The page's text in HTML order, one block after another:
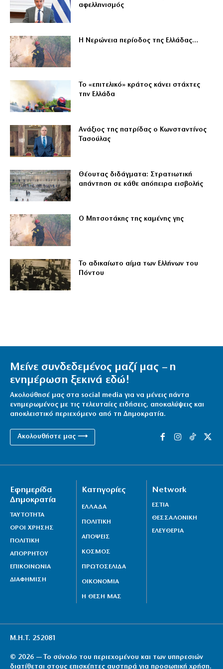
αφελληνισμός
Η Νερώνεια περίοδος της Ελλάδας…
Το «επιτελικό» κράτος κάνει στάχτες
την Ελλάδα
Ανάξιος της πατρίδας ο Κωνσταντίνος
Τασούλας
Θέουτας διδάγματα: Στρατιωτική
απάντηση σε κάθε απόπειρα εισβολής
Ο Μητσοτάκης της καμένης γης
Το αδικαίωτο αίμα των Ελλήνων του
Πόντου
Μείνε συνδεδεμένος μαζί μας – η
ενημέρωση ξεκινά εδώ!
Ακολούθησέ μας στα social media για να μένεις πάντα
ενημερωμένος με τις τελευταίες ειδήσεις, αποκαλύψεις και
αποκλειστικό περιεχόμενο από τη Δημοκρατία.
Ακολουθήστε μας ⟶
Εφημερίδα
Δημοκρατία
ΤΑΥΤΟΤΗΤΑ
ΟΡΟΙ ΧΡΗΣΗΣ
ΠΟΛΙΤΙΚΗ
ΑΠΟΡΡΗΤΟΥ
ΕΠΙΚΟΙΝΩΝΙΑ
ΔΙΑΦΗΜΙΣΗ
Κατηγορίες
ΕΛΛΑΔΑ
ΠΟΛΙΤΙΚΗ
ΑΠΟΨΕΙΣ
ΚΟΣΜΟΣ
ΠΡΩΤΟΣΕΛΙΔΑ
ΟΙΚΟΝΟΜΙΑ
Η ΘΕΣΗ ΜΑΣ
Network
ΕΣΤΙΑ
ΘΕΣΣΑΛΟΝΙΚΗ
ΕΛΕΥΘΕΡΙΑ
Μ.Η.Τ. 252081
© 2026 — Το σύνολο του περιεχομένου και των υπηρεσιών
διατίθεται στους επισκέπτες αυστηρά για προσωπική χρήση.